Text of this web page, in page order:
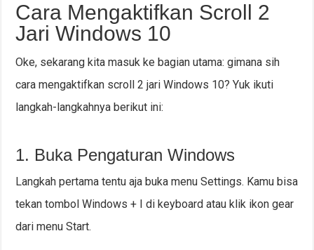
Cara Mengaktifkan Scroll 2
Jari Windows 10
Oke, sekarang kita masuk ke bagian utama: gimana sih
cara mengaktifkan scroll 2 jari Windows 10? Yuk ikuti
langkah-langkahnya berikut ini:
1. Buka Pengaturan Windows
Langkah pertama tentu aja buka menu Settings. Kamu bisa
tekan tombol Windows + I di keyboard atau klik ikon gear
dari menu Start.